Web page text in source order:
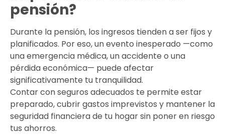
pensión?
Durante la pensión, los ingresos tienden a ser fijos y
planificados. Por eso, un evento inesperado —como
una emergencia médica, un accidente o una
pérdida económica— puede afectar
significativamente tu tranquilidad.
Contar con seguros adecuados te permite estar
preparado, cubrir gastos imprevistos y mantener la
seguridad financiera de tu hogar sin poner en riesgo
tus ahorros.